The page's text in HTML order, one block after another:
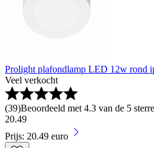
Prolight plafondlamp LED 12w rond
Veel verkocht
(39)Beoordeeld met 4.3 van de 5
20.49
Prijs: 20.49 euro